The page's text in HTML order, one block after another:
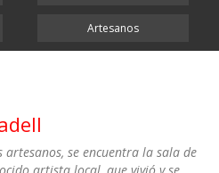
Artesanos
se encuentra la sala de